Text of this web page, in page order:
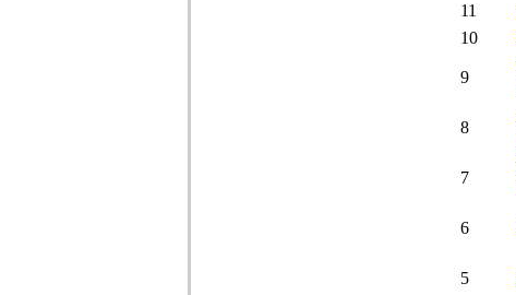
11
10
9
8
7
6
5